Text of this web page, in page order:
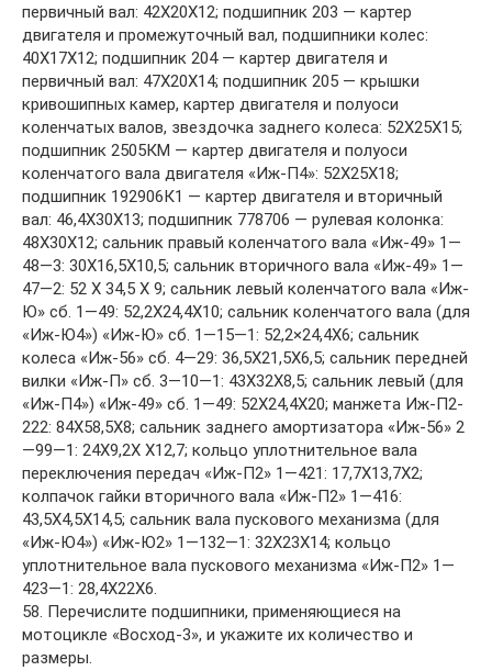
первичный вал: 42X20X12; подшипник 203 — картер
двигателя и промежуточный вал, подшипники колес:
40X17X12; подшипник 204 — картер двигателя и
первичный вал: 47X20X14; подшипник 205 — крышки
кривошипных камер, картер двигателя и полуоси
коленчатых валов, звездочка заднего колеса: 52X25X15;
подшипник 2505КМ — картер двигателя и полуоси
коленчатого вала двигателя «Иж-П4»: 52X25X18;
подшипник 192906К1 — картер двигателя и вторичный
вал: 46,4X30X13; подшипник 778706 — рулевая колонка:
48X30X12; сальник правый коленчатого вала «Иж-49» 1—
48—3: 30Х16,5Х10,5; сальник вторичного вала «Иж-49» 1—
47—2: 52 X 34,5 X 9; сальник левый коленчатого вала «Иж-
Ю» сб. 1—49: 52,2X24,4X10; сальник коленчатого вала (для
«Иж-Ю4») «Иж-Ю» сб. 1—15—1: 52,2×24,4X6; сальник
колеса «Иж-56» сб. 4—29: 36,5X21,5X6,5; сальник передней
вилки «Иж-П» сб. 3—10—1: 43X32X8,5; сальник левый (для
«Иж-П4») «Иж-49» сб. 1—49: 52X24,4X20; манжета Иж-П2-
222: 84X58,5X8; сальник заднего амортизатора «Иж-56» 2
—99—1: 24Х9,2Х X12,7; кольцо уплотнительное вала
переключения передач «Иж-П2» 1—421: 17,7X13,7X2;
колпачок гайки вторичного вала «Иж-П2» 1—416:
43,5X4,5X14,5; сальник вала пускового механизма (для
«Иж-Ю4») «Иж-Ю2» 1—132—1: 32X23X14; кольцо
уплотнительное вала пускового механизма «Иж-П2» 1—
423—1: 28,4X22X6.
58. Перечислите подшипники, применяющиеся на
мотоцикле «Восход-3», и укажите их количество и
размеры.